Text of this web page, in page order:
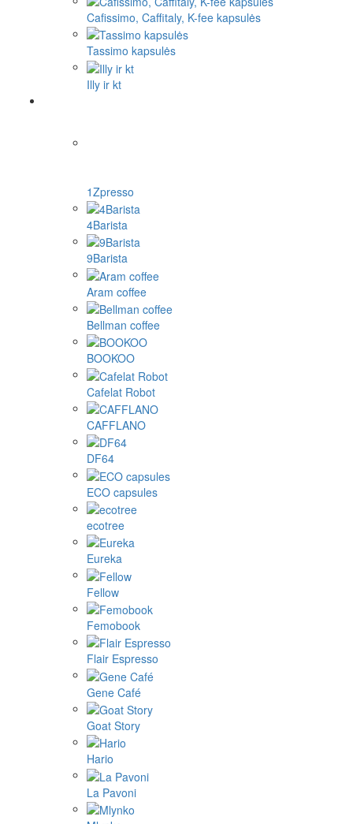
Cafissimo, Caffitaly, K-fee kapsulės
Tassimo kapsulės
Illy ir kt
1Zpresso
4Barista
9Barista
Aram coffee
Bellman coffee
BOOKOO
Cafelat Robot
CAFFLANO
DF64
ECO capsules
ecotree
Eureka
Fellow
Femobook
Flair Espresso
Gene Café
Goat Story
Hario
La Pavoni